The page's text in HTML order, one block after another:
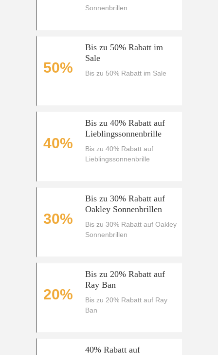
Sonnenbrillen
50%
Bis zu 50% Rabatt im
Sale
Bis zu 50% Rabatt im Sale
40%
Bis zu 40% Rabatt auf
Lieblingssonnenbrille
Bis zu 40% Rabatt auf
Lieblingssonnenbrille
30%
Bis zu 30% Rabatt auf
Oakley Sonnenbrillen
Bis zu 30% Rabatt auf Oakley
Sonnenbrillen
20%
Bis zu 20% Rabatt auf
Ray Ban
Bis zu 20% Rabatt auf Ray
Ban
40% Rabatt auf